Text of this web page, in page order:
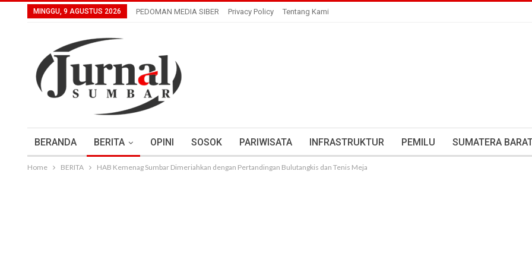
MINGGU, 9 AGUSTUS 2026 PEDOMAN MEDIA SIBER Privacy Policy Tentang Kami
BERANDA BERITA OPINI SOSOK PARIWISATA INFRASTRUKTUR PEMILU SUMATERA
Home BERITA HAB Kemenag Sumbar Dimeriahkan dengan Pertandingan Bulutangkis dan Tenis Meja